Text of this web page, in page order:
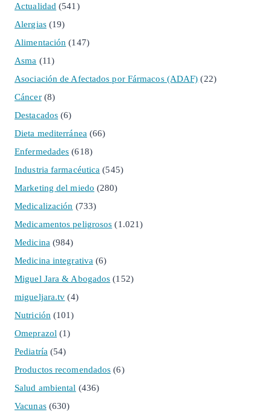
Actualidad (541)
Alergias(19)
Alimentación (147)
Asma (11)
Asociación de Afectados por Fármacos (ADAF) (22)
Cáncer(8)
Destacados (6)
Dieta mediterránea(66)
Enfermedades (618)
Industria farmacéutica (545)
Marketing del miedo (280)
Medicalización (733)
Medicamentos peligrosos (1.021)
Medicina(984)
Medicina integrativa (6)
Miguel Jara & Abogados (152)
migueljara.tv (4)
Nutrición(101)
Omeprazol(1)
Pediatría(54)
Productos recomendados (6)
Salud ambiental (436)
Vacunas(630)